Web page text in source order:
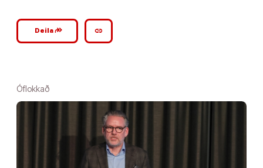
Deilagoogle_plus_reshare link
Óflokkað